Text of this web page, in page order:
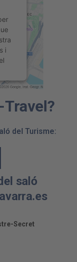
i
del Turisme:
saló
Secret